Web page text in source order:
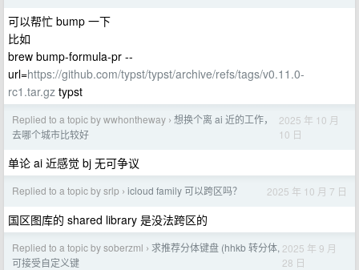
可以帮忙 bump 一下
比如
brew bump-formula-pr --
url=https://github.com/typst/typst/archive/refs/tags/v0.11.0-
rc1.tar.gz typst
Replied to a topic by wwhontheway › 想换个离 ai 近的工作，
去哪个城市比较好
2025 年 10 月
10 日
单论 ai 近感觉 bj 无可争议
Replied to a topic by srlp › icloud family 可以跨区吗？ 2025 年 10 月 7 日
国区图库的 shared library 是没法跨区的
Replied to a topic by soberzml › 求推荐分体键盘 (hhkb 转分体,
可接受自定义键
2025 年 9 月
28 日